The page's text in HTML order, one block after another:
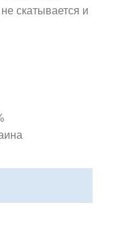
скатывается и